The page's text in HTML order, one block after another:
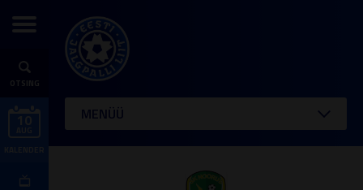
OTSING
MENÜÜ